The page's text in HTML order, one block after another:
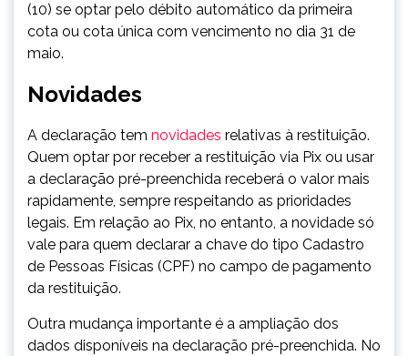
(10) se optar pelo débito automático da primeira
cota ou cota única com vencimento no dia 31 de
maio.
Novidades
A declaração tem novidades relativas à restituição.
Quem optar por receber a restituição via Pix ou usar
a declaração pré-preenchida receberá o valor mais
rapidamente, sempre respeitando as prioridades
legais. Em relação ao Pix, no entanto, a novidade só
vale para quem declarar a chave do tipo Cadastro
de Pessoas Físicas (CPF) no campo de pagamento
da restituição.
Outra mudança importante é a ampliação dos
dados disponíveis na declaração pré-preenchida. No